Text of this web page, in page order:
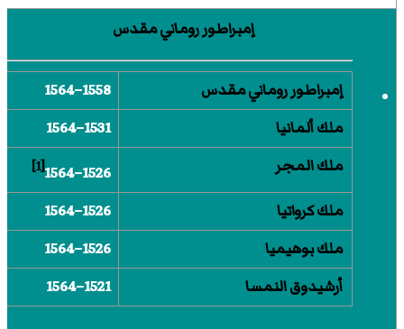
إمبراطور روماني مقدس
إمبراطور روماني مقدس
1558–1564
ملك ألمانيا
1531–1564
ملك المجر
1526–1564
[1]
ملك كرواتيا
1526–1564
ملك بوهيميا
1526–1564
أرشيدوق النمسا
1521–1564